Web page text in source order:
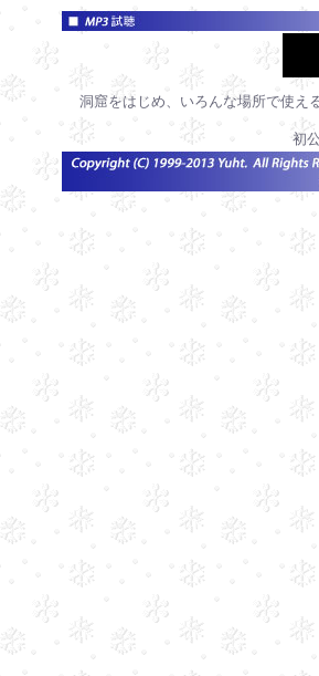
洞窟をはじめ、いろんな場所で使え
初